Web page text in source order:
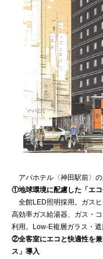
アパホテル〈神田駅前〉の
①地球環境に配慮した「エコ
全館LED照明採用。ガスヒ
高効率ガス給湯器、ガス・
利用。Low-E複層ガラス・遮
②全客室にエコと快適性を
ス」導入